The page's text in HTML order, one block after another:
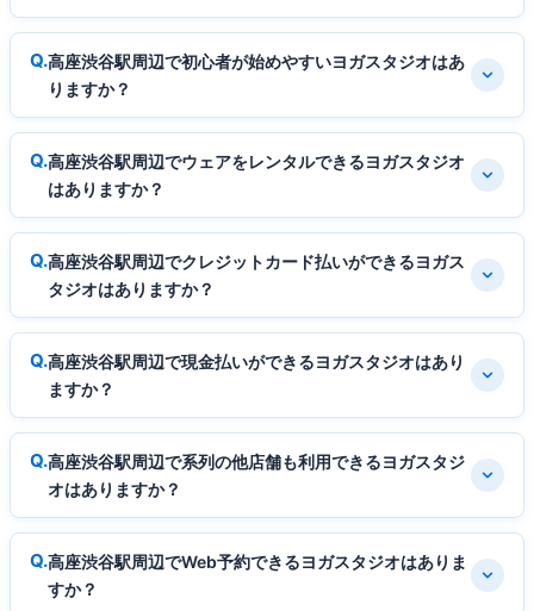
高座渋谷駅周辺で初心者が始めやすいヨガスタジオはあ
りますか？
高座渋谷駅周辺でウェアをレンタルできるヨガスタジオ
はありますか？
高座渋谷駅周辺でクレジットカード払いができるヨガス
タジオはありますか？
高座渋谷駅周辺で現金払いができるヨガスタジオはあり
ますか？
高座渋谷駅周辺で系列の他店舗も利用できるヨガスタジ
オはありますか？
高座渋谷駅周辺でWeb予約できるヨガスタジオはありま
すか？